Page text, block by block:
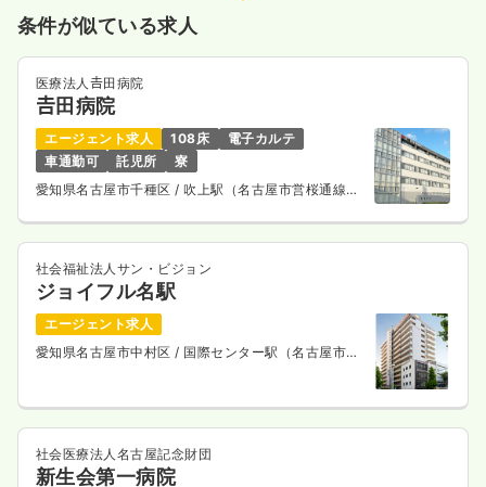
2交代（常勤）
給与 32.4万円/月 賞与4ヶ月
※経験10年の例
時間 8:30～17:15
夜勤のみ（常勤） 一時募集休止
4週8休以上
気になる
条件が似ている求人
医療法人𠮷田病院
𠮷田病院
エージェント求人 108床
電子カルテ
車通勤可
託児所
寮
愛知県名古屋市千種区 / 吹上駅（名古屋市営桜通線）
社会福祉法人サン・ビジョン
ジョイフル名駅
エージェント求人
愛知県名古屋市中村区/ 国際センター駅（名古屋市営
社会医療法人名古屋記念財団
新生会第一病院